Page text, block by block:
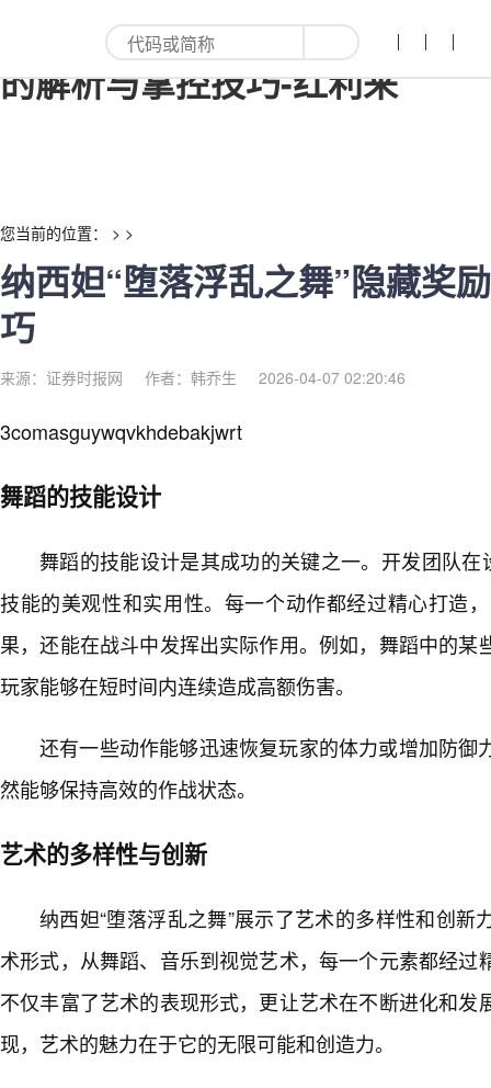
纳西妲“堕落浮乱之舞”隐藏奖励
的解析与掌控技巧-红利来
您当前的位置： > >
纳西妲“堕落浮乱之舞”隐藏奖
巧
来源：证券时报网 作者：韩乔生 2026-04-07 02:20:46
3comasguywqvkhdebakjwrt
舞蹈的技能设计
舞蹈的技能设计是其成功的关键之一。开发团队在
技能的美观性和实用性。每一个动作都经过精心打造
果，还能在战斗中发挥出实际作用。例如，舞蹈中的某
玩家能够在短时间内连续造成高额伤害。
还有一些动作能够迅速恢复玩家的体力或增加防御
然能够保持高效的作战状态。
艺术的多样性与创新
纳西妲“堕落浮乱之舞”展示了艺术的多样性和创新
术形式，从舞蹈、音乐到视觉艺术，每一个元素都经过
不仅丰富了艺术的表现形式，更让艺术在不断进化和发
现，艺术的魅力在于它的无限可能和创造力。